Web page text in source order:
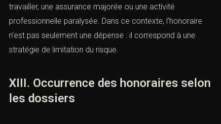
La conversion concerne aussi la comparaison entre
forfait et temps passé. Un forfait de défense peut
sembler plus élevé au départ, mais donner une visibilité.
Un honoraire au temps passé peut sembler plus souple,
nécessaires. L’avocat doit expliquer ce qui est inclus et
ce qui ne l’est pas.